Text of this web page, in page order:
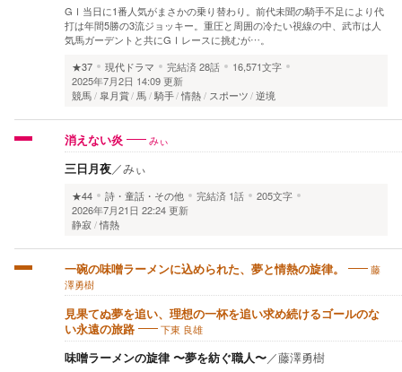
GⅠ当日に1番人気がまさかの乗り替わり。前代未聞の騎手不足により代
打は年間5勝の3流ジョッキー。重圧と周囲の冷たい視線の中、武市は人
気馬ガーデントと共にGⅠレースに挑むが…。
★37
現代ドラマ 完結済28話
16,571文字
2025年7月2日 14:09 更新
競馬 皐月賞 馬 騎手 情熱 スポーツ 逆境
消えない炎 みぃ
三日月夜／みぃ
★44 詩・童話・その他 完結済 1話
205文字
2026年7月21日 22:24 更新
静寂 情熱
一碗の味噌ラーメンに込められた、夢と情熱の旋律。
藤
澤勇樹
見果てぬ夢を追い、理想の一杯を追い求め続けるゴールのな
い永遠の旅路
下東 良雄
味噌ラーメンの旋律 〜夢を紡ぐ職人〜／藤澤勇樹